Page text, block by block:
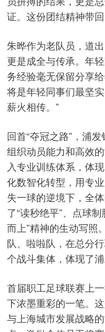
证。这份团结精神带
朱晔作为老队员，道
更是成全与传承。年
务经验毫无保留分享
将是年轻同事们最坚
薪火相传。”
回首“夺冠之路”，浦
组织动员能力和高效
入专业训练体系，体
化数智化转型，用专
失一球的逆境下，全
了“读秒绝平”、点球
而上”精神的生动写照
队、啦啦队，在总分
个战斗集体，体现了浦
首届职工足球联赛上
下浓墨重彩的一笔。
与上海城市发展战略